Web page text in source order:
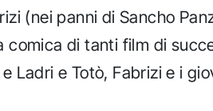
(nei panni di Sancho
comica di tanti film di
Ladri e Totò, Fabrizi e i